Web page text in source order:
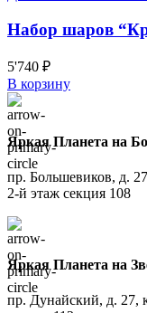
Набор шаров
5'740 ₽
В корзину
Яркая Планета на
пр. Большевиков, д.
2-й этаж секция 108
Яркая Планета на
пр. Дунайский, д.